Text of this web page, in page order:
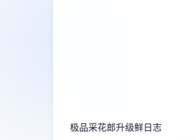
极品采花郎升级鲜日志